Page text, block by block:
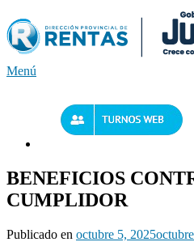
al
contenido
Menú
BENEFICIOS
CUMPLIDOR
Publicado en octubre 5, 2025